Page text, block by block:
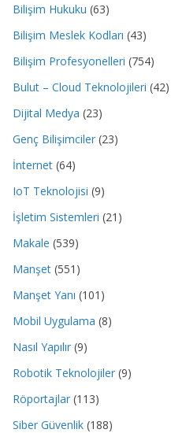
Bilişim Hukuku (63)
Bilişim Meslek Kodları (43)
Bilişim Profesyonelleri (754)
Bulut – Cloud Teknolojileri (42)
Dijital Medya (23)
Genç Bilişimciler (23)
İnternet (64)
IoT Teknolojisi (9)
İşletim Sistemleri (21)
Makale (539)
Manşet (551)
Manşet Yanı (101)
Mobil Uygulama (8)
Nasıl Yapılır (9)
Robotik Teknolojiler (9)
Röportajlar (113)
Siber Güvenlik (188)